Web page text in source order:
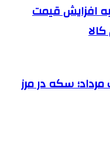
به افزایش قیمت
سکه در مرز